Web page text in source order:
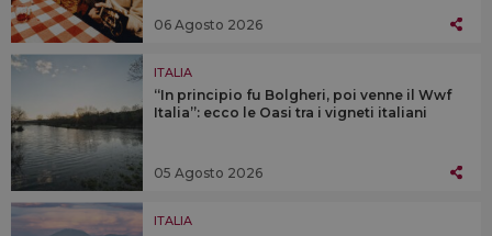
06 Agosto 2026
ITALIA
“In principio fu Bolgheri, poi venne il Wwf
Italia”: ecco le Oasi tra i vigneti italiani
05 Agosto 2026
ITALIA